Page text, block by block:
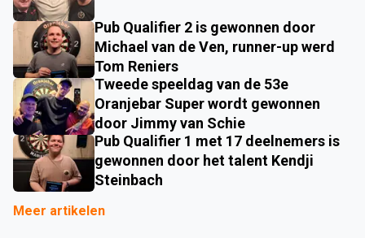
Pub Qualifier 2 is gewonnen door
Michael van de Ven, runner-up werd
Tom Reniers
Tweede speeldag van de 53e
Oranjebar Super wordt gewonnen
door Jimmy van Schie
Pub Qualifier 1 met 17 deelnemers is
gewonnen door het talent Kendji
Steinbach
Meer artikelen